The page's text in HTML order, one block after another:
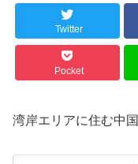
Twitter
Pocket
湾岸エリアに住む中